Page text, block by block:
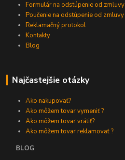
Formulár na odstúpenie od zmluvy
Poučenie na odstúpenie od zmluvy
Reklamačný protokol
Kontakty
Blog
Najčastejšie otázky
Ako nakupovať?
Ako môžem tovar vymeniť ?
Ako môžem tovar vrátiť?
Ako môžem tovar reklamovať ?
BLOG